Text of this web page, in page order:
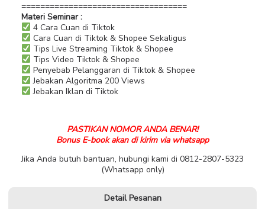
===================================
Materi Seminar :
4 Cara Cuan di Tiktok
Cara Cuan di Tiktok & Shopee Sekaligus
Tips Live Streaming Tiktok & Shopee
Tips Video Tiktok & Shopee
Penyebab Pelanggaran di Tiktok & Shopee
Jebakan Algoritma 200 Views
Jebakan Iklan di Tiktok
PASTIKAN NOMOR ANDA BENAR!
Bonus E-book akan di kirim via whatsapp
Jika Anda butuh bantuan, hubungi kami di 0812-2807-5323
(Whatsapp only)
Detail Pesanan